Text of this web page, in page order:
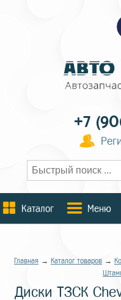
+7
Каталог Меню
Главная → Каталог товаров →
Диски ТЗСК